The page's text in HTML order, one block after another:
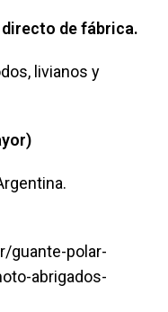
directo de fábrica.
livianos y
guante-polar-
abrigados-